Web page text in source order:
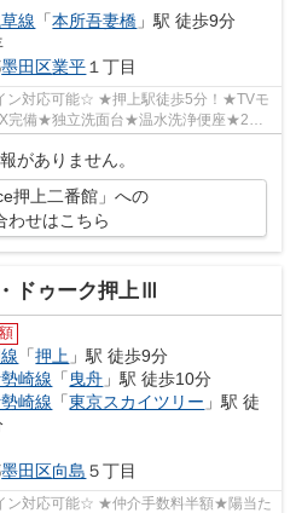
線 「本所吾妻橋 」駅 徒歩9分
墨田区業平 １丁目
ン対応可能☆ ★押上駅徒歩5分！★TVモ
完備★独立洗面台★温水洗浄便座★2口
がありません。
押上二番館」への
わせはこちら
ドゥーク押上Ⅲ
「押上 」駅 徒歩9分
崎線 「 曳舟 」駅 徒歩10分
崎線 「東京スカイツリー 」駅 徒
墨田区向島 ５丁目
ン対応可能☆ ★仲介手数料半額★陽当た